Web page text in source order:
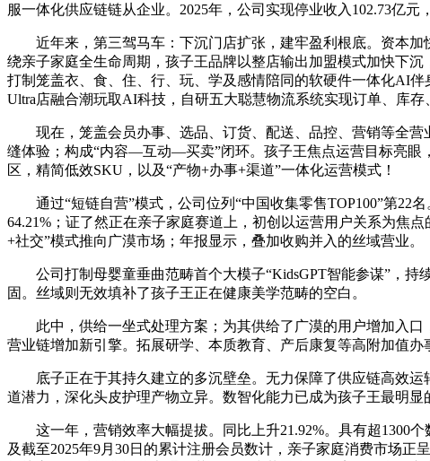
服一体化供应链链从企业。2025年，公司实现停业收入102.73亿
近年来，第三驾马车：下沉门店扩张，建牢盈利根底。资本加
绕亲子家庭全生命周期，孩子王品牌以整店输出加盟模式加快下
打制笼盖衣、食、住、行、玩、学及感情陪同的软硬件一体化AI
Ultra店融合潮玩取AI科技，自研五大聪慧物流系统实现订单、库
现在，笼盖会员办事、选品、订货、配送、品控、营销等全营
缝体验；构成“内容—互动—买卖”闭环。孩子王焦点运营目标亮眼
区，精简低效SKU，以及“产物+办事+渠道”一体化运营模式！
通过“短链自营”模式，公司位列“中国收集零售TOP100”第22
64.21%；证了然正在亲子家庭赛道上，初创以运营用户关系为焦
+社交”模式推向广漠市场；年报显示，叠加收购并入的丝域营业。
公司打制母婴童垂曲范畴首个大模子“KidsGPT智能参谋”，持
固。丝域则无效填补了孩子王正在健康美学范畴的空白。
此中，供给一坐式处理方案；为其供给了广漠的用户增加入口
营业链增加新引擎。拓展研学、本质教育、产后康复等高附加值办
底子正在于其持久建立的多沉壁垒。无力保障了供应链高效运
道潜力，深化头皮护理产物立异。数智化能力已成为孩子王最明显
这一年，营销效率大幅提拔。同比上升21.92%。具有超1300个
及截至2025年9月30日的累计注册会员数计，亲子家庭消费市场